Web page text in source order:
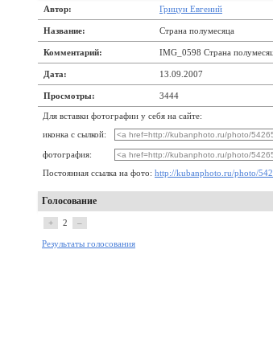
Автор: Грицун Евгений
Название: Страна полумесяца
Комментарий: IMG_0598 Страна
Дата: 13.09.2007
Просмотры: 3444
Для вставки фотографии у себя на сайте:
иконка с сылкой:
фотография:
Постоянная ссылка на фото: http://kubanphoto.ru/photo/
Голосование
+ 2 –
Результаты голосования